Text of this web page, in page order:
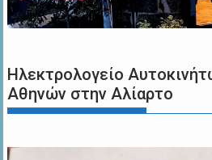
Ηλεκτρολογείο
Αθηνών στην Αλίαρτο